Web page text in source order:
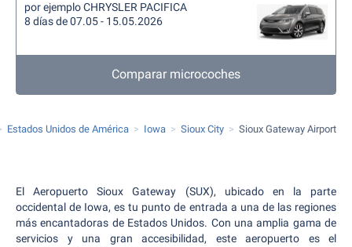
por ejemplo CHRYSLER PACIFICA
8 días de 07.05 - 15.05.2026
Comparar microcoches
Estados Unidos de América Iowa Sioux City Sioux Gateway Airport
El Aeropuerto Sioux Gateway (SUX), ubicado en la parte
occidental de Iowa, es tu punto de entrada a una de las regiones
más encantadoras de Estados Unidos. Con una amplia gama de
servicios y una gran accesibilidad, este aeropuerto es el